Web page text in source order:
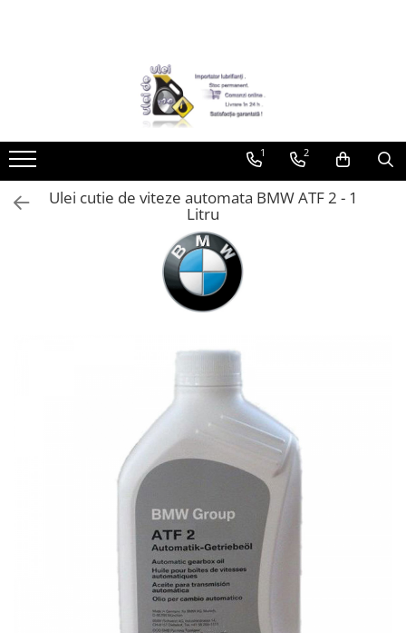
► Detailing si cosmetica
Curatare tapiterie auto
Curatare si intretinere piele
Plastice interioare
Accesorii spalare si uscare
Curatare generala
Spalare si detailing rapid
Decontaminare vopsea
1 2
Ulei cutie de viteze automata BMW ATF 2 - 1
Litru